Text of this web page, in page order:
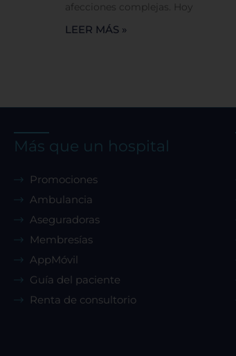
afecciones complejas. Hoy
LEER MÁS »
Más que un hospital
Promociones
Ambulancia
Aseguradoras
Membresías
AppMóvil
Guía del paciente
Renta de consultorio